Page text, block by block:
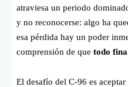
atraviesa un periodo
y no reconocerse: algo ha
esa pérdida hay un poder
comprensión de que todo
El desafío del C-96 es